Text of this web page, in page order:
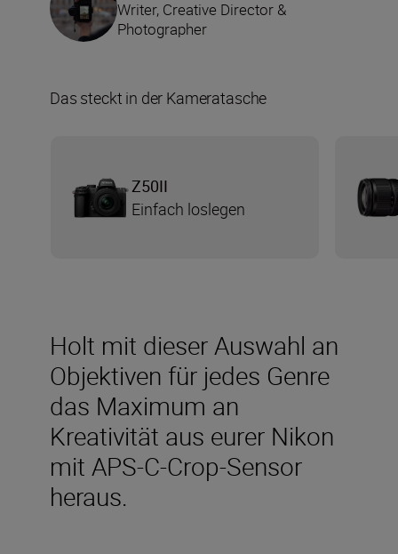
Holt mit dieser Auswahl an
Objektiven für jedes Genre
das Maximum an
Kreativität aus eurer Nikon
mit APS-C-Crop-Sensor
heraus.
Writer, Creative Director &
Photographer
Das steckt in der Kameratasche
Z50II
Einfach loslegen